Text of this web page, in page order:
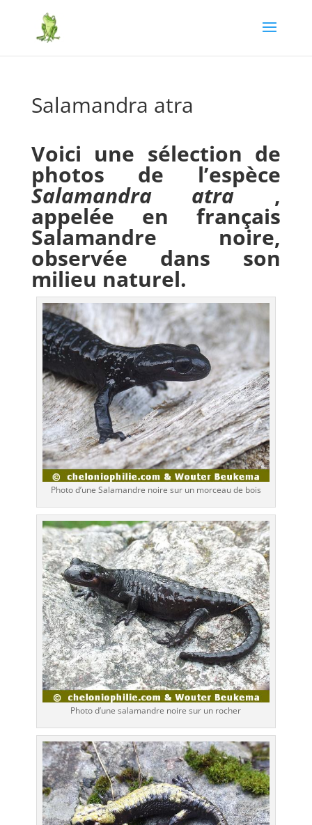
Salamandra atra
Voici une sélection de
photos de l’espèce
Salamandra atra ,
appelée en français
Salamandre noire,
observée dans son
milieu naturel.
Photo d’une Salamandre noire sur un morceau de bois
Photo d’une salamandre noire sur un rocher